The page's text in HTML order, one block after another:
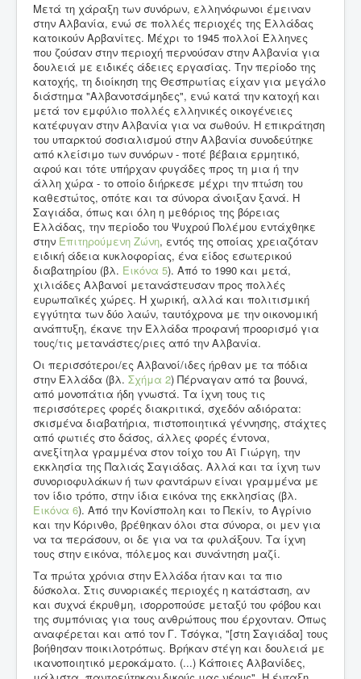
Μετά τη χάραξη των συνόρων, ελληνόφωνοι έμειναν
στην Αλβανία, ενώ σε πολλές περιοχές της Ελλάδας
κατοικούν Αρβανίτες. Μέχρι το 1945 πολλοί Έλληνες
που ζούσαν στην περιοχή περνούσαν στην Αλβανία για
δουλειά με ειδικές άδειες εργασίας. Την περίοδο της
κατοχής, τη διοίκηση της Θεσπρωτίας είχαν για μεγάλο
διάστημα "Αλβανοτσάμηδες", ενώ κατά την κατοχή και
μετά τον εμφύλιο πολλές ελληνικές οικογένειες
κατέφυγαν στην Αλβανία για να σωθούν. Η επικράτηση
του υπαρκτού σοσιαλισμού στην Αλβανία συνοδεύτηκε
από κλείσιμο των συνόρων - ποτέ βέβαια ερμητικό,
αφού και τότε υπήρχαν φυγάδες προς τη μια ή την
άλλη χώρα - το οποίο διήρκεσε μέχρι την πτώση του
καθεστώτος, οπότε και τα σύνορα άνοιξαν ξανά. Η
Σαγιάδα, όπως και όλη η μεθόριος της βόρειας
Ελλάδας, την περίοδο του Ψυχρού Πολέμου εντάχθηκε
στην Επιτηρούμενη Ζώνη, εντός της οποίας χρειαζόταν
ειδική άδεια κυκλοφορίας, ένα είδος εσωτερικού
διαβατηρίου (βλ. Εικόνα 5). Από το 1990 και μετά,
χιλιάδες Αλβανοί μετανάστευσαν προς πολλές
ευρωπαϊκές χώρες. Η χωρική, αλλά και πολιτισμική
εγγύτητα των δύο λαών, ταυτόχρονα με την οικονομική
ανάπτυξη, έκανε την Ελλάδα προφανή προορισμό για
τους/τις μετανάστες/ριες από την Αλβανία.
Οι περισσότεροι/ες Αλβανοί/ιδες ήρθαν με τα πόδια
στην Ελλάδα (βλ. Σχήμα 2) Πέρναγαν από τα βουνά,
από μονοπάτια ήδη γνωστά. Τα ίχνη τους τις
περισσότερες φορές διακριτικά, σχεδόν αδιόρατα:
σκισμένα διαβατήρια, πιστοποιητικά γέννησης, στάχτες
από φωτιές στο δάσος, άλλες φορές έντονα,
ανεξίτηλα γραμμένα στον τοίχο του Αϊ Γιώργη, την
εκκλησία της Παλιάς Σαγιάδας. Αλλά και τα ίχνη των
συνοριοφυλάκων ή των φαντάρων είναι γραμμένα με
τον ίδιο τρόπο, στην ίδια εικόνα της εκκλησίας (βλ.
Εικόνα 6). Από την Κονίσπολη και το Πεκίν, το Αγρίνιο
και την Κόρινθο, βρέθηκαν όλοι στα σύνορα, οι μεν για
να τα περάσουν, οι δε για να τα φυλάξουν. Τα ίχνη
τους στην εικόνα, πόλεμος και συνάντηση μαζί.
Τα πρώτα χρόνια στην Ελλάδα ήταν και τα πιο
δύσκολα. Στις συνοριακές περιοχές η κατάσταση, αν
και συχνά έκρυθμη, ισορροπούσε μεταξύ του φόβου και
της συμπόνιας για τους ανθρώπους που έρχονταν. Όπως
αναφέρεται και από τον Γ. Τσόγκα, "[στη Σαγιάδα] τους
βοήθησαν ποικιλοτρόπως. Βρήκαν στέγη και δουλειά με
ικανοποιητικό μεροκάματο. (...) Κάποιες Αλβανίδες,